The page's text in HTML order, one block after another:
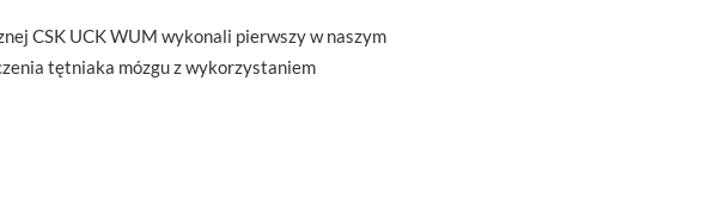
CSK UCK WUM wykonali pierwszy w naszym
tętniaka mózgu z wykorzystaniem